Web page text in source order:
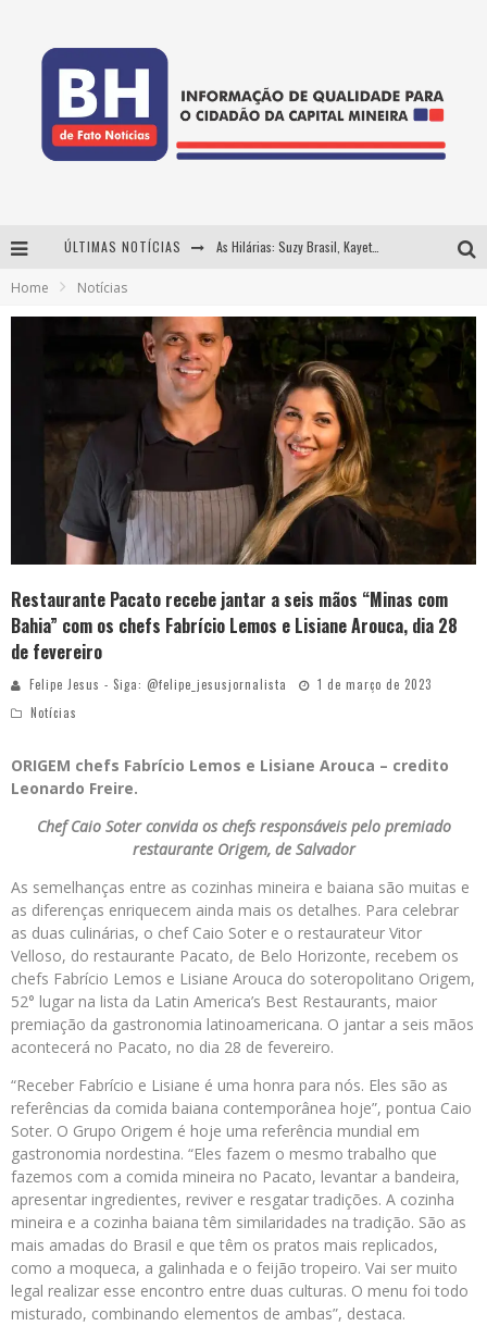
ÚLTIMAS NOTÍCIAS As Hilárias: Suzy Brasil, Kayete e Karoline Absinto retornam a Belo Horizonte para apresentação única no Teatro Sesiminas
Home Notícias
Restaurante Pacato recebe jantar a seis mãos “Minas com
Bahia” com os chefs Fabrício Lemos e Lisiane Arouca, dia 28
de fevereiro
Felipe Jesus - Siga: @felipe_jesusjornalista
1 de março de 2023
Notícias
ORIGEM chefs Fabrício Lemos e Lisiane Arouca – credito
Leonardo Freire.
Chef Caio Soter convida os chefs responsáveis pelo premiado
restaurante Origem, de Salvador
As semelhanças entre as cozinhas mineira e baiana são muitas e
as diferenças enriquecem ainda mais os detalhes. Para celebrar
as duas culinárias, o chef Caio Soter e o restaurateur Vitor
Velloso, do restaurante Pacato, de Belo Horizonte, recebem os
chefs Fabrício Lemos e Lisiane Arouca do soteropolitano Origem,
52° lugar na lista da Latin America’s Best Restaurants, maior
premiação da gastronomia latinoamericana. O jantar a seis mãos
acontecerá no Pacato, no dia 28 de fevereiro.
“Receber Fabrício e Lisiane é uma honra para nós. Eles são as
referências da comida baiana contemporânea hoje”, pontua Caio
Soter. O Grupo Origem é hoje uma referência mundial em
gastronomia nordestina. “Eles fazem o mesmo trabalho que
fazemos com a comida mineira no Pacato, levantar a bandeira,
apresentar ingredientes, reviver e resgatar tradições. A cozinha
mineira e a cozinha baiana têm similaridades na tradição. São as
mais amadas do Brasil e que têm os pratos mais replicados,
como a moqueca, a galinhada e o feijão tropeiro. Vai ser muito
legal realizar esse encontro entre duas culturas. O menu foi todo
misturado, combinando elementos de ambas”, destaca.